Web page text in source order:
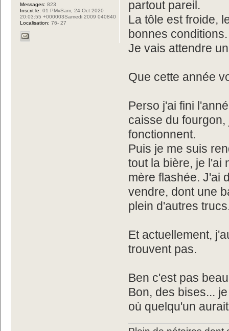
partout pareil.
La tôle est froide,
bonnes conditions.
Je vais attendre
Que cette année
Perso j'ai fini
caisse du
fonctionnent.
Puis je me suis
tout la bière, je l'ai
mère flashée. J'ai
vendre, dont une
plein d'autres
Et actuellement,
trouvent pas.
Ben c'est pas
Bon, des bises...
où quelqu'un
Messages: 823
Inscrit le: 01 PMvSam, 24 Oct 2020
20:03:55 +000003Samedi 2009 040840
Localisation: 76- 27